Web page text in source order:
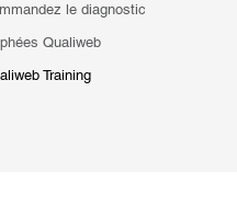
le diagnostic
Qualiweb
Training